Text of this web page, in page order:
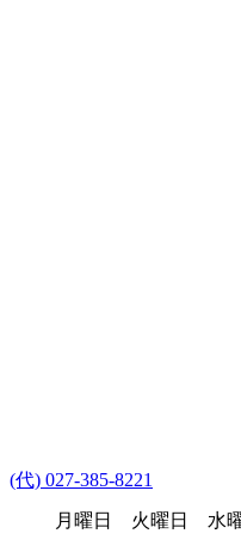
(代) 027-385-8221
月曜日
火曜日 水